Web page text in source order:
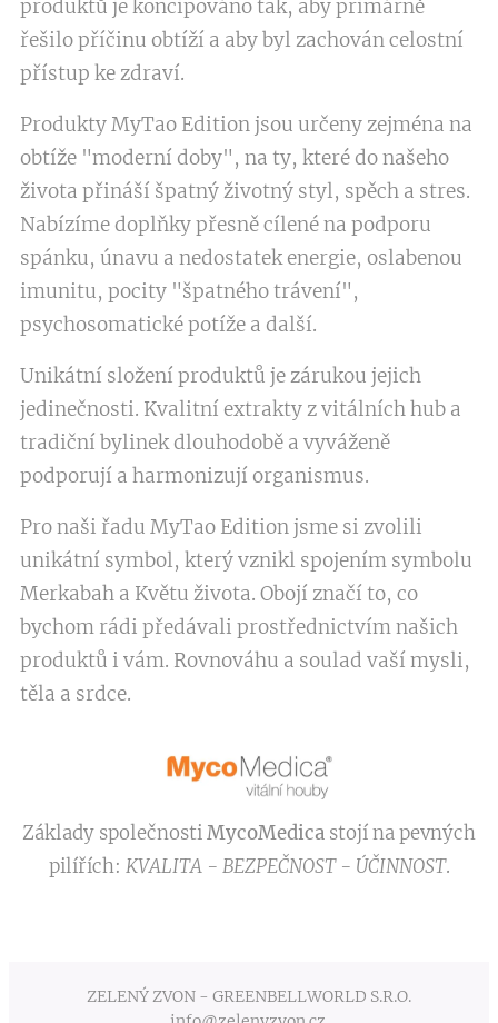
produktů je koncipováno tak, aby primárně
řešilo příčinu obtíží a aby byl zachován celostní
přístup ke zdraví.
Produkty MyTao Edition jsou určeny zejména na
obtíže "moderní doby", na ty, které do našeho
života přináší špatný životný styl, spěch a stres.
Nabízíme doplňky přesně cílené na podporu
spánku, únavu a nedostatek energie, oslabenou
imunitu, pocity "špatného trávení",
psychosomatické potíže a další.
Unikátní složení produktů je zárukou jejich
jedinečnosti. Kvalitní extrakty z vitálních hub a
tradiční bylinek dlouhodobě a vyváženě
podporují a harmonizují organismus.
Pro naši řadu MyTao Edition jsme si zvolili
unikátní symbol, který vznikl spojením symbolu
Merkabah a Květu života. Obojí značí to, co
bychom rádi předávali prostřednictvím našich
produktů i vám. Rovnováhu a soulad vaší mysli,
těla a srdce.
Základy společnostiMycoMedica stojí na pevných
pilířích: KVALITA - BEZPEČNOST - ÚČINNOST.
ZELENÝ ZVON - GREENBELLWORLD S.R.O.